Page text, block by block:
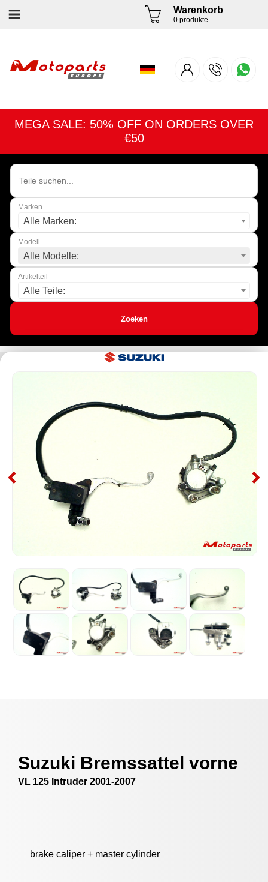
Warenkorb
0 produkte
MEGA SALE: 50% OFF ON ORDERS OVER
€50
Marken
Alle Marken:
Modell
Alle Modelle:
Artikelteil
Alle Teile:
Zoeken
Suzuki Bremssattel vorne
VL 125 Intruder 2001-2007
brake caliper + master cylinder